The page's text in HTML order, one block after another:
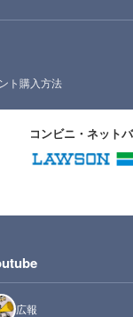
ト購入方法
コンビニ・ネット
広報